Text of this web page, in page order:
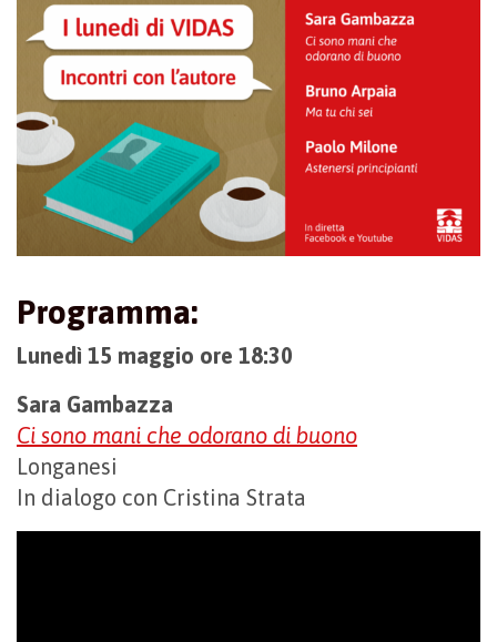
Programma:
Lunedì 15 maggio ore 18:30
Sara Gambazza
Ci sono mani che odorano di buono
Longanesi
In dialogo con Cristina Strata